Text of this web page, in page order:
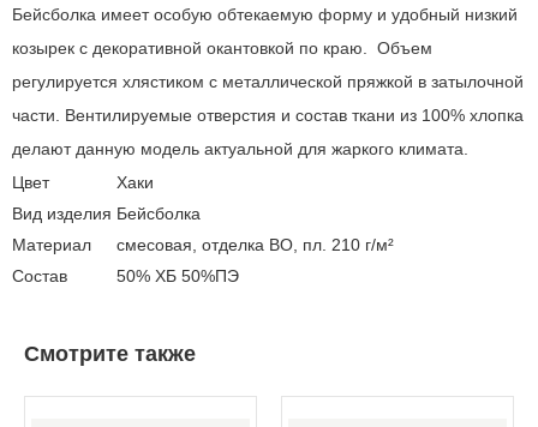
Бейсболка имеет особую обтекаемую форму и удобный низкий
козырек с декоративной окантовкой по краю. Объем
регулируется хлястиком с металлической пряжкой в затылочной
части. Вентилируемые отверстия и состав ткани из 100% хлопка
делают данную модель актуальной для жаркого климата.
Цвет
Хаки
Вид изделия Бейсболка
Материал
смесовая, отделка ВО, пл. 210 г/м²
Состав
50% ХБ 50%ПЭ
Смотрите также